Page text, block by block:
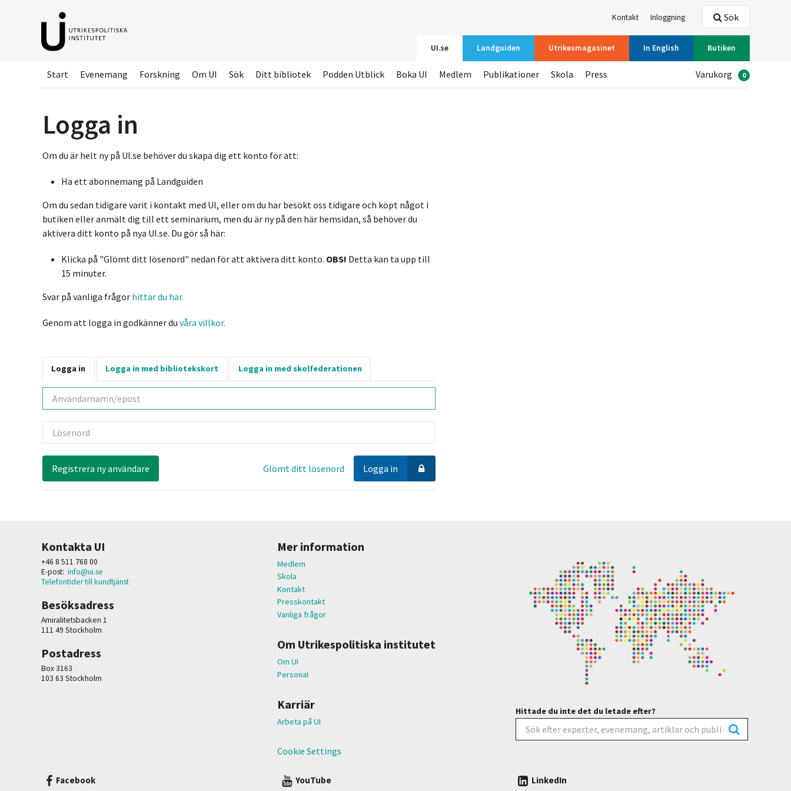
Kontakt Inloggning
UI.se Landguiden Utrikesmagasinet In English Butiken
Sök
Start Evenemang Forskning Om UI Sök Ditt bibliotek Podden Utblick Boka UI Medlem Publikationer Skola Press Varukorg 0
Logga in
Om du är helt ny på UI.se behöver du skapa dig ett konto för att:
Ha ett abonnemang på Landguiden
Om du sedan tidigare varit i kontakt med UI, eller om du har besökt oss tidigare och köpt något i
butiken eller anmält dig till ett seminarium, men du är ny på den här hemsidan, så behöver du
aktivera ditt konto på nya UI.se. Du gör så här:
Klicka på "Glömt ditt lösenord" nedan för att aktivera ditt konto. OBS! Detta kan ta upp till
15 minuter.
Svar på vanliga frågor hittar du här.
Genom att logga in godkänner du våra villkor.
Logga in Logga in med bibliotekskort Logga in med skolfederationen
Användarnamn
Lösenord
Logga in
Glömt ditt lösenord
Registrera ny användare
Kontakta UI
+46 8 511 768 00
E-post: info@ui.se
Telefontider till kundtjänst
Besöksadress
Amiralitetsbacken 1
111 49 Stockholm
Postadress
Box 3163
103 63 Stockholm
Mer information
Medlem
Skola
Kontakt
Presskontakt
Vanliga frågor
Om Utrikespolitiska institutet
Om UI
Personal
Karriär
Arbeta på UI
Cookie Settings
Hittade du inte det du letade efter?
Facebook YouTube LinkedIn